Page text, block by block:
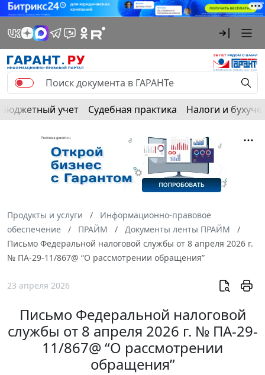
Бюджетный учет Судебная практика Налоги и
Продукты и услуги
Информационно-правовое
обеспечение
ПРАЙМ
Документы ленты ПРАЙМ
Письмо Федеральной налоговой службы от 8 апреля 2026 г.
№ ПА-29-11/867@ “О рассмотрении обращения”
23 апреля 2026
Письмо Федеральной налоговой
службы от 8 апреля 2026 г. № ПА-29-
11/867@ “О рассмотрении
обращения”